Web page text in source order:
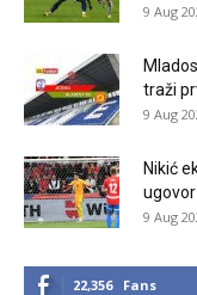
9 Aug
traži
9 Aug
Nikić
9 Aug
22,356 Fans